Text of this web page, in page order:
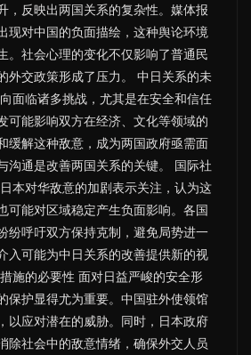
，反映出两国关系的复杂性。媒体报
现对中国的负面描绘，这种舆论环境
。社会心理的变化不仅影响了普通民
外交政策形成了压力。 中日关系的未
面临诸多挑战，尤其是在安全和信任
可能影响双方在经济、文化等领域的
缓解这种敌意，成为两国政府亟需面
沟通是改善两国关系的关键。 国际社
本对华敌意的加剧表示关注，认为这
可能对区域稳定产生负面影响。各国
纷呼吁双方保持克制，避免局势进一
入可能为中日关系的改善提供新的视
施的必要性 面对日益严峻的安全形
保护显得尤为重要。中国驻外使领馆
以应对潜在的威胁。同时，日本政府
除社会中的敌意情绪，确保外交人员